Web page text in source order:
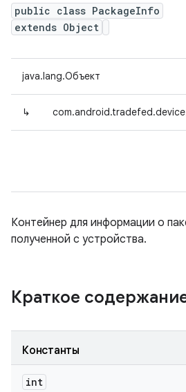
public class PackageInfo
extends Object
java.lang.Объект
↳
Контейнер для информации о
полученной с устройства.
Краткое
Константы
int